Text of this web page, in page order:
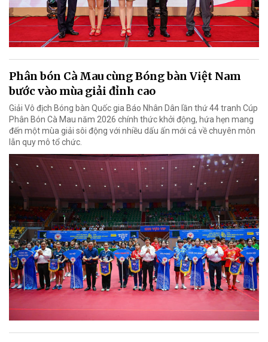
Phân bón Cà Mau cùng Bóng bàn Việt Nam
bước vào mùa giải đỉnh cao
Giải Vô địch Bóng bàn Quốc gia Báo Nhân Dân lần thứ 44 tranh Cúp
Phân Bón Cà Mau năm 2026 chính thức khởi động, hứa hẹn mang
đến một mùa giải sôi động với nhiều dấu ấn mới cả về chuyên môn
lẫn quy mô tổ chức.